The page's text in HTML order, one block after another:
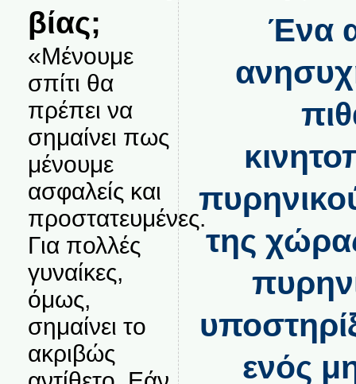
βίας;
«Μένουμε
σπίτι θα
πρέπει να
σημαίνει πως
μένουμε
ασφαλείς και
προστατευμένες.
Για πολλές
γυναίκες,
όμως,
σημαίνει το
ακριβώς
Ένα
της
ενός